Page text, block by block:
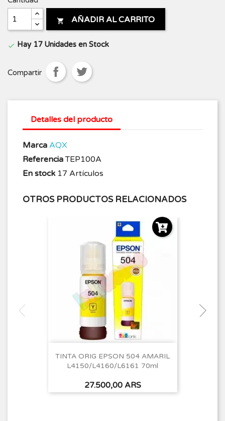
 AÑADIR AL CARRITO
 Hay 17 Unidades en Stock
Compartir
Detalles del producto
Marca AQX
Referencia TEP100A
En stock 17 Artículos
OTROS PRODUCTOS RELACIONADOS
TINTA ORIG EPSON 504 AMARIL
L4150/L4160/L6161 70ml
Precio
27.500,00 ARS